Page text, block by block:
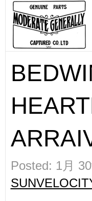
Posted: 1月